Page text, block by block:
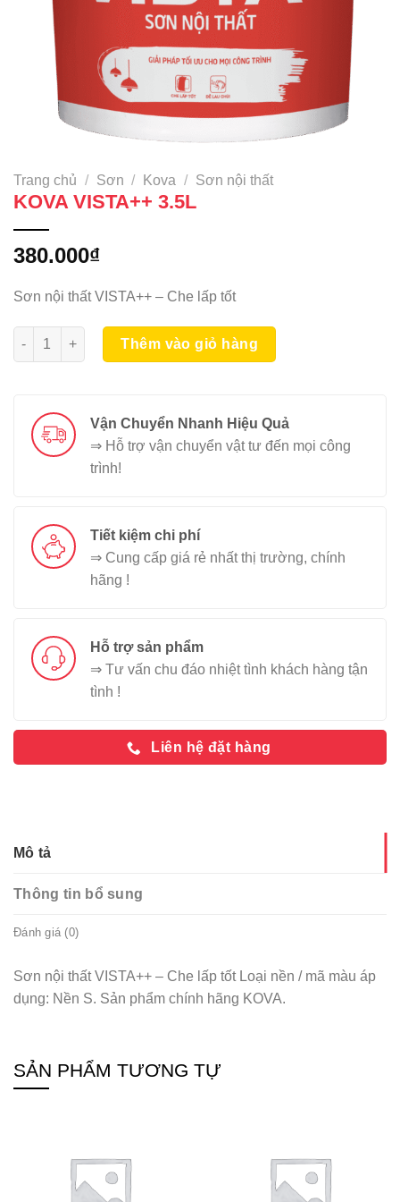
Trang chủ / Sơn / Kova / Sơn nội thất
KOVA VISTA++ 3.5L
380.000₫
Sơn nội thất VISTA++ – Che lấp tốt
KOVA VISTA++ 3.5L số lượng
Thêm vào giỏ hàng
Vận Chuyển Nhanh Hiệu Quả
⇒ Hỗ trợ vận chuyển vật tư đến mọi công
trình!
Tiết kiệm chi phí
⇒ Cung cấp giá rẻ nhất thị trường, chính
hãng !
Hỗ trợ sản phẩm
⇒ Tư vấn chu đáo nhiệt tình khách hàng tận
tình !
Liên hệ đặt hàng
Mô tả
Thông tin bổ sung
Đánh giá (0)
Sơn nội thất VISTA++ – Che lấp tốt Loại nền / mã màu áp
dụng: Nền S. Sản phẩm chính hãng KOVA.
SẢN PHẨM TƯƠNG TỰ